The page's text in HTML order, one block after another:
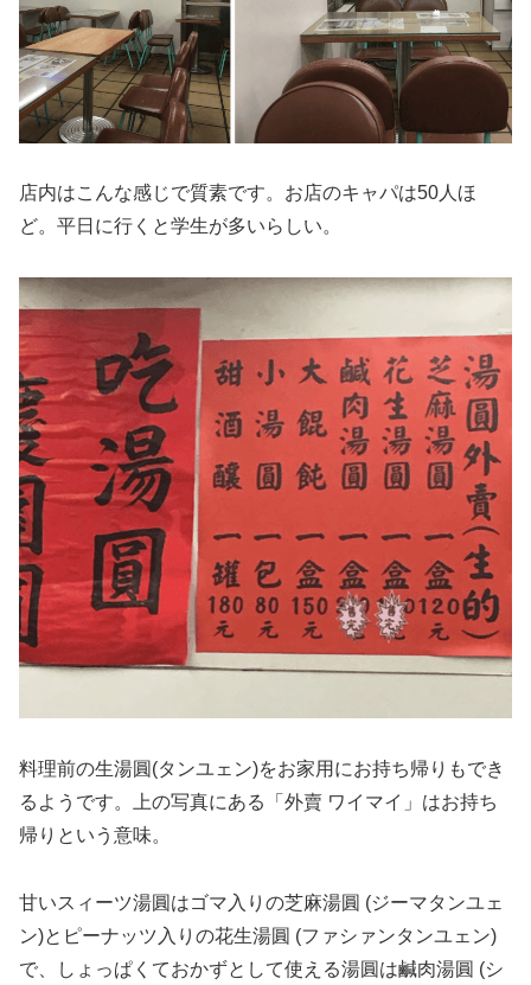
店内はこんな感じで質素です。お店のキャパは50人ほ
ど。平日に行くと学生が多いらしい。
料理前の生湯圓(タンユェン)をお家用にお持ち帰りもでき
るようです。上の写真にある「外賣 ワイマイ」はお持ち
帰りという意味。
甘いスィーツ湯圓はゴマ入りの芝麻湯圓 (ジーマタンユェ
ン)とピーナッツ入りの花生湯圓 (ファシァンタンユェン)
で、しょっぱくておかずとして使える湯圓は鹹肉湯圓 (シ